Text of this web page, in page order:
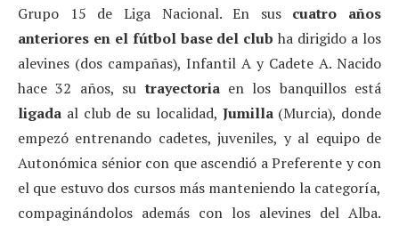
Grupo 15 de Liga Nacional. En sus cuatro años
anteriores en el fútbol base del club ha dirigido a los
alevines (dos campañas), Infantil A y Cadete A. Nacido
hace 32 años, sutrayectoriaen los banquillos está
ligada al club de su localidad, Jumilla(Murcia), donde
empezó entrenando cadetes, juveniles, y al equipo de
Autonómica sénior con que ascendió a Preferente y con
el que estuvo dos cursos más manteniendo la categoría,
compaginándolos además con los alevines del Alba.